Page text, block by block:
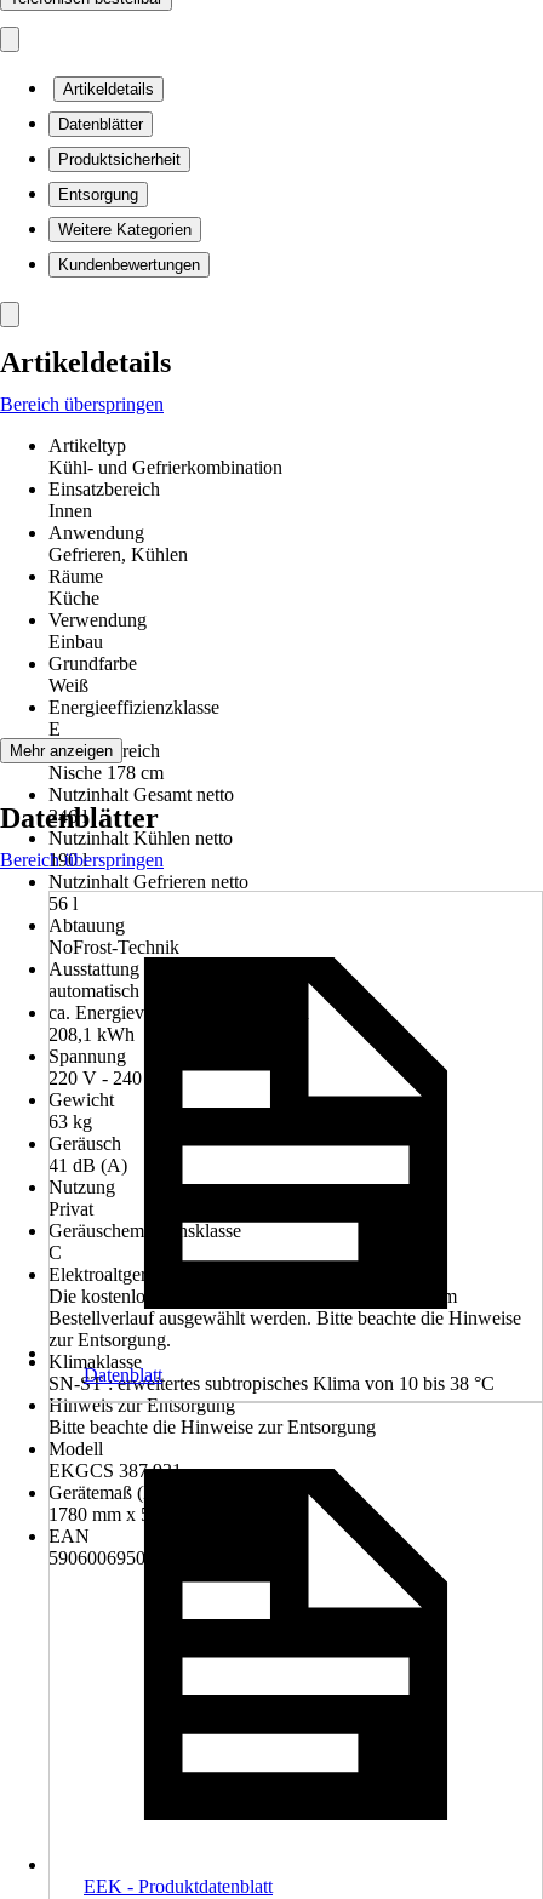
Artikeldetails
Datenblätter
Produktsicherheit
Entsorgung
Weitere Kategorien
Kundenbewertungen
Artikeldetails
Bereich überspringen
Artikeltyp
Kühl- und Gefrierkombination
Einsatzbereich
Innen
Anwendung
Gefrieren, Kühlen
Räume
Küche
Verwendung
Einbau
Grundfarbe
Weiß
Energieeffizienzklasse
E
Einsatzbereich
Nische 178 cm
Nutzinhalt Gesamt netto
246 l
Nutzinhalt Kühlen netto
190 l
Nutzinhalt Gefrieren netto
56 l
Abtauung
NoFrost-Technik
Ausstattung Kühlen
automatisch
ca. Energieverbrauch/Jahr in kWh
208,1 kWh
Spannung
220 V - 240 V
Gewicht
63 kg
Geräusch
41 dB (A)
Nutzung
Privat
Geräuschemissionsklasse
C
Elektroaltgerät-Rücknahme
Die kostenlose Rückgabe des Elektro-Geräts kann im
Bestellverlauf ausgewählt werden. Bitte beachte die Hinweise
zur Entsorgung.
Klimaklasse
SN-ST : erweitertes subtropisches Klima von 10 bis 38 °C
Hinweis zur Entsorgung
Bitte beachte die Hinweise zur Entsorgung
Modell
EKGCS 387 931
Gerätemaß (HxBxT)
1780 mm x 560 mm x 560 mm
EAN
5906006950811
Mehr anzeigen
Datenblätter
Bereich überspringen
Datenblatt
EEK - Produktdatenblatt